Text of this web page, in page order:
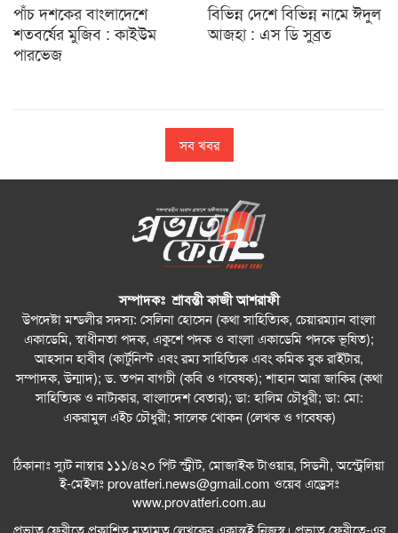
পাঁচ দশকের বাংলাদেশে
শতবর্ষের মুজিব : কাইউম
পারভেজ
বিভিন্ন দেশে বিভিন্ন নামে ঈদুল
আজহা : এস ডি সুব্রত
সব খবর
সম্পাদকঃ শ্রাবন্তী কাজী আশরাফী
উপদেষ্টা মন্ডলীর সদস্য: সেলিনা হোসেন (কথা সাহিত্যিক, চেয়ারম্যান বাংলা
একাডেমি, স্বাধীনতা পদক, একুশে পদক ও বাংলা একাডেমি পদকে ভূষিত);
আহসান হাবীব (কার্টুনিস্ট এবং রম্য সাহিত্যিক এবং কমিক বুক রাইটার,
সম্পাদক, উন্মাদ); ড. তপন বাগচী (কবি ও গবেষক); শাহান আরা জাকির (কথা
সাহিত্যিক ও নাট্যকার, বাংলাদেশ বেতার); ডা: হালিম চৌধুরী; ডা: মো:
একরামুল এইচ চৌধুরী; সালেক খোকন (লেখক ও গবেষক)
ঠিকানাঃ স্যুট নাম্বার ১১১/৪২০ পিট স্ট্রীট, মোজাইক টাওয়ার, সিডনী, অস্ট্রেলিয়া
ই-মেইলঃprovatferi.news@gmail.com ওয়েব এড্রেসঃ
www.provatferi.com.au
প্রভাত ফেরীতে প্রকাশিত মতামত লেখকের একান্তই নিজস্ব। প্রভাত ফেরীতে-এর